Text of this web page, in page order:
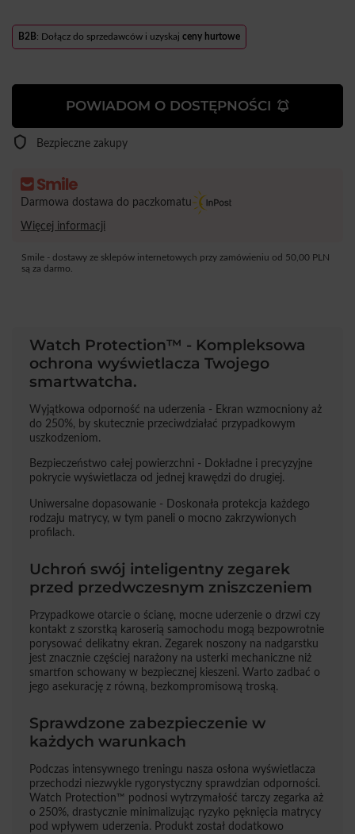
B2B: Dołącz do sprzedawców i uzyskaj ceny hurtowe
POWIADOM O DOSTĘPNOŚCI
Bezpieczne zakupy
Darmowa dostawa do paczkomatu
Więcej informacji
Smile - dostawy ze sklepów internetowych przy zamówieniu od 50,00 PLN
są za darmo.
Watch Protection™ - Kompleksowa
ochrona wyświetlacza Twojego
smartwatcha.
Wyjątkowa odporność na uderzenia - Ekran wzmocniony aż
do 250%, by skutecznie przeciwdziałać przypadkowym
uszkodzeniom.
Bezpieczeństwo całej powierzchni - Dokładne i precyzyjne
pokrycie wyświetlacza od jednej krawędzi do drugiej.
Uniwersalne dopasowanie - Doskonała protekcja każdego
rodzaju matrycy, w tym paneli o mocno zakrzywionych
profilach.
Uchroń swój inteligentny zegarek
przed przedwczesnym zniszczeniem
Przypadkowe otarcie o ścianę, mocne uderzenie o drzwi czy
kontakt z szorstką karoserią samochodu mogą bezpowrotnie
porysować delikatny ekran. Zegarek noszony na nadgarstku
jest znacznie częściej narażony na usterki mechaniczne niż
smartfon schowany w bezpiecznej kieszeni. Warto zadbać o
jego asekurację z równą, bezkompromisową troską.
Sprawdzone zabezpieczenie w
każdych warunkach
Podczas intensywnego treningu nasza osłona wyświetlacza
przechodzi niezwykle rygorystyczny sprawdzian odporności.
Watch Protection™ podnosi wytrzymałość tarczy zegarka aż
o 250%, drastycznie minimalizując ryzyko pęknięcia matrycy
pod wpływem uderzenia. Produkt został dodatkowo